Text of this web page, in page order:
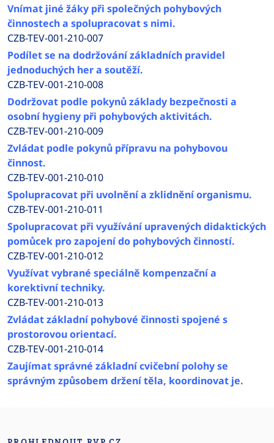
Vnímat jiné žáky při společných pohybových
činnostech a spolupracovat s nimi.
CZB-TEV-001-210-007
Podílet se na dodržování základních pravidel
jednoduchých her a soutěží.
CZB-TEV-001-210-008
Dodržovat podle pokynů základy bezpečnosti a
osobní hygieny při pohybových aktivitách.
CZB-TEV-001-210-009
Zvládat podle pokynů přípravu na pohybovou
činnost.
CZB-TEV-001-210-010
Spolupracovat při uvolnění a zklidnění organismu.
CZB-TEV-001-210-011
Spolupracovat při využívání upravených didaktických
pomůcek pro zapojení do pohybových činností.
CZB-TEV-001-210-012
Využívat vybrané speciálně kompenzační a
korektivní techniky.
CZB-TEV-001-210-013
Zvládat základní pohybové činnosti spojené s
prostorovou orientací.
CZB-TEV-001-210-014
Zaujímat správné základní cvičební polohy se
správným způsobem držení těla, koordinovat je.